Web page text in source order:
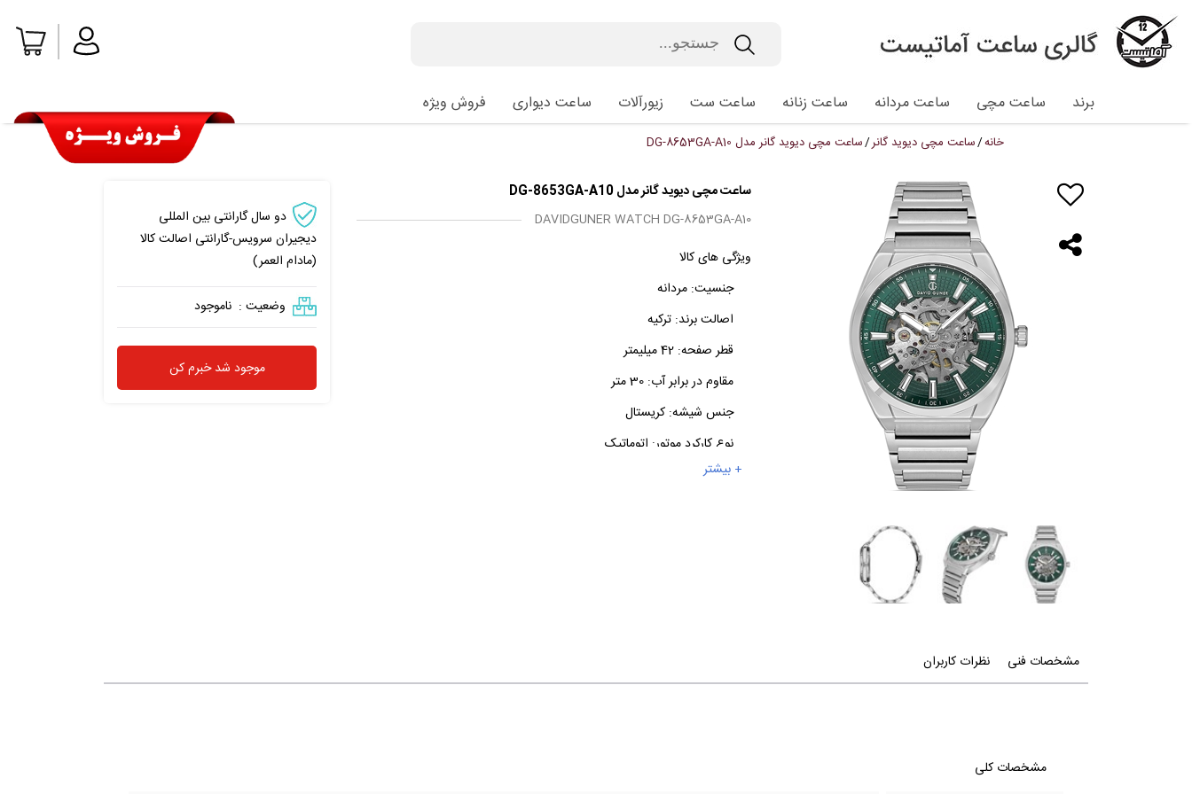
برند ساعت مچی ساعت مردانه ساعت زنانه ساعت ست زیورآلات ساعت دیواری فروش ویژه
خانه ساعت مچی دیوید گانر ساعت مچی دیوید گانر مدل DG-8653GA-A10
ساعت مچی دیوید گانر مدل DG-8653GA-A10
DAVIDGUNER WATCH DG-8653GA-A10
ویژگی های کالا
جنسیت: مردانه
اصالت برند: ترکیه
قطر صفحه: 42 میلیمتر
مقاوم در برابر آب: 30 متر
جنس شیشه: کریستال
نوع کارکرد موتور: اتوماتیک
+ بیشتر
دو سال گارانتی بین المللی
دیجیران سرویس-گارانتی اصالت کالا
(مادام العمر)
وضعیت : ناموجود
موجود شد خبرم کن
مشخصات فنی نظرات کاربران
مشخصات کلی